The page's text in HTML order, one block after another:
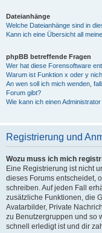
Dateianhänge
Welche Dateianhänge sind in
Kann ich eine Übersicht all
phpBB betreffende Fragen
Wer hat diese Forensoftware
Warum ist Funktion x oder y
An wen soll ich mich wenden,
Forum gibt?
Wie kann ich einen
Registrierung und
Wozu muss ich mich
Eine Registrierung ist nicht
dieses Forums entscheidet,
schreiben. Auf jeden Fall
zusätzliche Funktionen, die
Avatarbilder, Private
zu Benutzergruppen und so
schnell erledigt ist und dir